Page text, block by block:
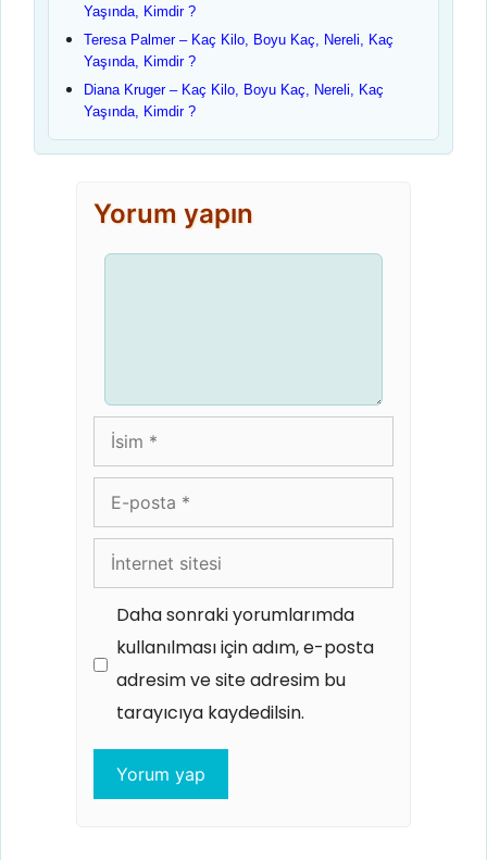
Yaşında, Kimdir ?
Teresa Palmer – Kaç Kilo, Boyu Kaç, Nereli, Kaç
Yaşında, Kimdir ?
Diana Kruger – Kaç Kilo, Boyu Kaç, Nereli, Kaç
Yaşında, Kimdir ?
Yorum yapın
İsim
posta
İnternet
sitesi
Daha sonraki yorumlarımda
kullanılması için adım, e-posta
adresim ve site adresim bu
tarayıcıya kaydedilsin.